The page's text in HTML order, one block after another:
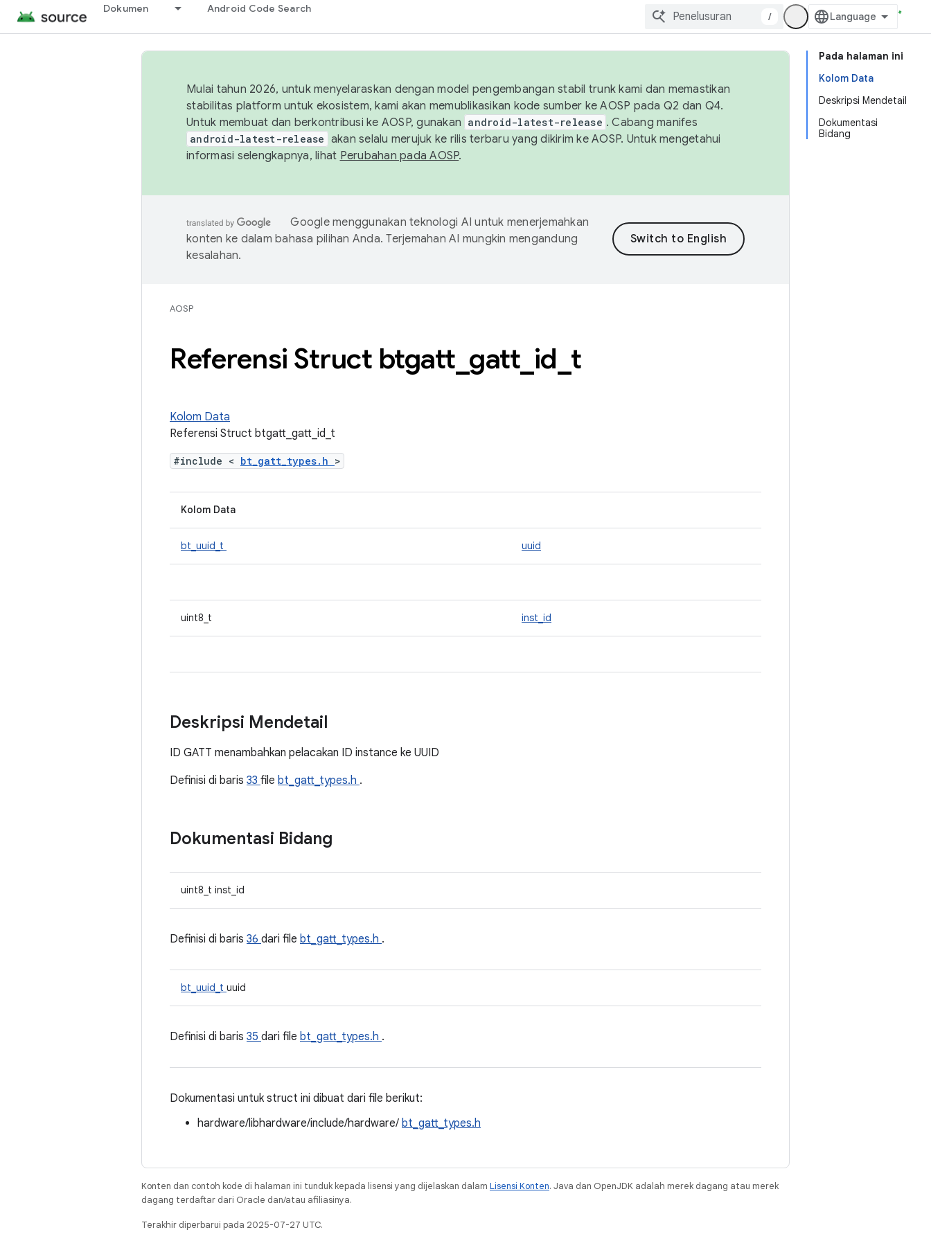
Dokumen Android Code Search
/
Pada halaman ini
Kolom Data
Deskripsi Mendetail
Dokumentasi
Bidang
Mulai tahun 2026, untuk menyelaraskan dengan model pengembangan stabil trunk kami dan memastikan
stabilitas platform untuk ekosistem, kami akan memublikasikan kode sumber ke AOSP pada Q2 dan Q4.
Untuk membuat dan berkontribusi ke AOSP, gunakan android-latest-release . Cabang manifes
android-latest-release akan selalu merujuk ke rilis terbaru yang dikirim ke AOSP. Untuk mengetahui
informasi selengkapnya, lihat Perubahan pada AOSP.
Google menggunakan teknologi AI untuk menerjemahkan
konten ke dalam bahasa pilihan Anda. Terjemahan AI mungkin mengandung
kesalahan.
AOSP
Referensi Struct btgatt gatt id t
Kolom Data
Referensi Struct btgatt_gatt_id_t
#include < bt_gatt_types.h >
Kolom Data
bt_uuid_t uuid
uint8_t inst_id
Deskripsi Mendetail
ID GATT menambahkan pelacakan ID instance ke UUID
Definisi di baris 33 file bt_gatt_types.h .
Dokumentasi Bidang
uint8_t inst_id
Definisi di baris 36 dari file bt_gatt_types.h .
bt_uuid_t uuid
Definisi di baris 35 dari file bt_gatt_types.h .
Dokumentasi untuk struct ini dibuat dari file berikut:
hardware/libhardware/include/hardware/ bt_gatt_types.h
Konten dan contoh kode di halaman ini tunduk kepada lisensi yang dijelaskan dalam Lisensi Konten. Java dan OpenJDK adalah merek dagang atau merek
dagang terdaftar dari Oracle dan/atau afiliasinya.
Terakhir diperbarui pada 2025-07-27 UTC.